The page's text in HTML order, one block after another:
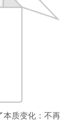
本质变化：不再